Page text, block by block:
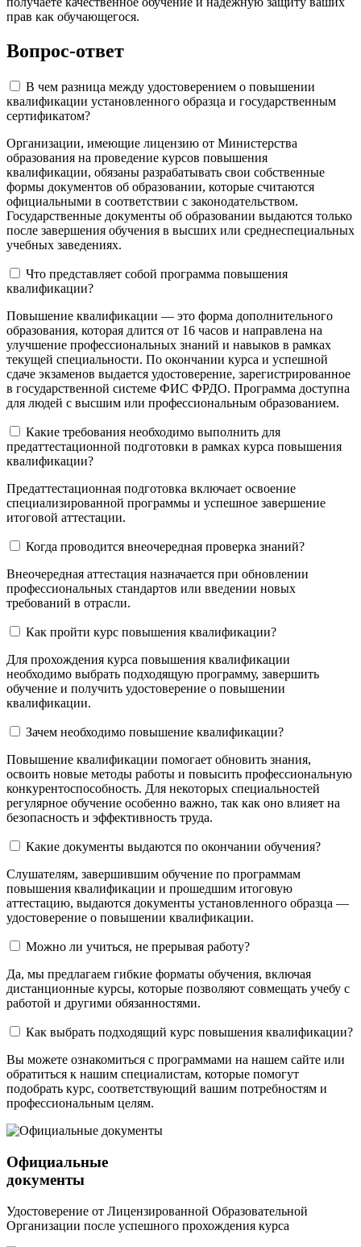
прав как обучающегося.
Вопрос-ответ
В чем разница между удостоверением о повышении
квалификации установленного образца и государственным
сертификатом?
Организации, имеющие лицензию от Министерства
образования на проведение курсов повышения
квалификации, обязаны разрабатывать свои собственные
формы документов об образовании, которые считаются
официальными в соответствии с законодательством.
Государственные документы об образовании выдаются только
после завершения обучения в высших или среднеспециальных
учебных заведениях.
Что представляет собой программа повышения
квалификации?
Повышение квалификации — это форма дополнительного
образования, которая длится от 16 часов и направлена на
улучшение профессиональных знаний и навыков в рамках
текущей специальности. По окончании курса и успешной
сдаче экзаменов выдается удостоверение, зарегистрированное
в государственной системе ФИС ФРДО. Программа доступна
для людей с высшим или профессиональным образованием.
Какие требования необходимо выполнить для
предаттестационной подготовки в рамках курса повышения
квалификации?
Предаттестационная подготовка включает освоение
специализированной программы и успешное завершение
итоговой аттестации.
Когда проводится внеочередная проверка знаний?
Внеочередная аттестация назначается при обновлении
профессиональных стандартов или введении новых
требований в отрасли.
Как пройти курс повышения квалификации?
Для прохождения курса повышения квалификации
необходимо выбрать подходящую программу, завершить
обучение и получить удостоверение о повышении
квалификации.
Зачем необходимо повышение квалификации?
Повышение квалификации помогает обновить знания,
освоить новые методы работы и повысить профессиональную
конкурентоспособность. Для некоторых специальностей
регулярное обучение особенно важно, так как оно влияет на
безопасность и эффективность труда.
Какие документы выдаются по окончании обучения?
Слушателям, завершившим обучение по программам
повышения квалификации и прошедшим итоговую
аттестацию, выдаются документы установленного образца —
удостоверение о повышении квалификации.
Можно ли учиться, не прерывая работу?
Да, мы предлагаем гибкие форматы обучения, включая
дистанционные курсы, которые позволяют совмещать учебу с
работой и другими обязанностями.
Как выбрать подходящий курс повышения квалификации?
Вы можете ознакомиться с программами на нашем сайте или
обратиться к нашим специалистам, которые помогут
подобрать курс, соответствующий вашим потребностям и
профессиональным целям.
Официальные
документы
Удостоверение от Лицензированной Образовательной
Организации после успешного прохождения курса